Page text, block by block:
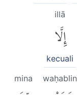
illā
إِلَّا
kecuali
waḥablin
mina